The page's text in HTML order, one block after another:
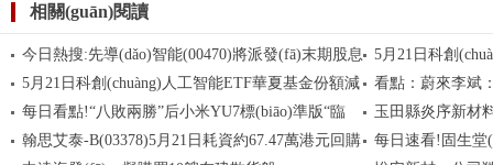
相關(guān)閱讀
今日熱搜:先導(dǎo)智能(00470)將派發(fā)末期股息
每10股3.285723港元
5月21日科創
柏瑞基金份額增加
清科、中微公司
5月21日科創(chuàng)人工智能ETF華夏基金份額減
少600萬份，重倉股芯原股份、寒武紀、瀾起科技
看點：蔚來李斌
周期 5566會進行
每日看點!“八敗兩勝”后小米YU7標(biāo)準版“臨
時”下調(diào)定價 再戰(zhàn)特斯拉Model Y
玉田縣炎序新材
萬人民幣
翰思艾泰-B(03378)5月21日耗資約67.47萬港元回購 每日速看!固生堂